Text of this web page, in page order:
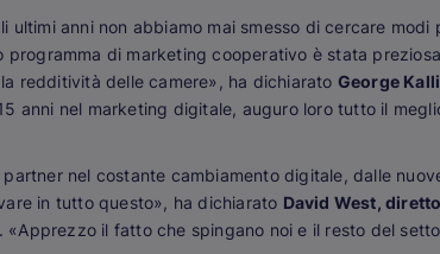
ultimi anni non abbiamo mai smesso di cercare
programma di marketing cooperativo è stata
redditività delle camere», ha dichiarato George
anni nel marketing digitale, auguro loro tutto il
nel costante cambiamento digitale, dalle
in tutto questo», ha dichiarato David West,
il fatto che spingano noi e il resto del